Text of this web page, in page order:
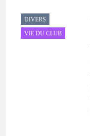
DIVERS
VIE DU CLUB